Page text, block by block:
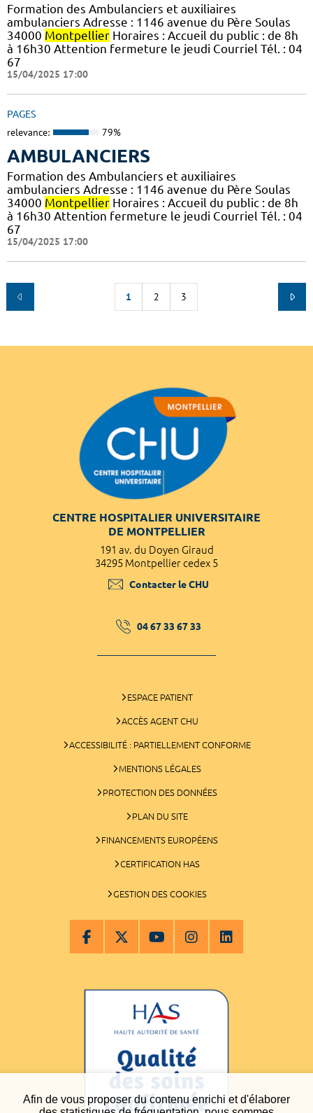
Afin de vous proposer du contenu enrichi et d'élaborer
Formation des Ambulanciers et auxiliaires
ambulanciers Adresse : 1146 avenue du Père Soulas
34000 Montpellier Horaires : Accueil du public : de 8h
à 16h30 Attention fermeture le jeudi Courriel Tél. : 04
67
15/04/2025 17:00
PAGES
relevance: 79%
AMBULANCIERS
Formation des Ambulanciers et auxiliaires
ambulanciers Adresse : 1146 avenue du Père Soulas
34000 Montpellier Horaires : Accueil du public : de 8h
à 16h30 Attention fermeture le jeudi Courriel Tél. : 04
67
15/04/2025 17:00
1 2 3
CENTRE HOSPITALIER UNIVERSITAIRE
DE MONTPELLIER
191 av. du Doyen Giraud
34295 Montpellier cedex 5
Contacter le CHU
04 67 33 67 33
ESPACE PATIENT
ACCÈS AGENT CHU
ACCESSIBILITÉ : PARTIELLEMENT CONFORME
MENTIONS LÉGALES
PROTECTION DES DONNÉES
PLAN DU SITE
FINANCEMENTS EUROPÉENS
CERTIFICATION HAS
GESTION DES COOKIES